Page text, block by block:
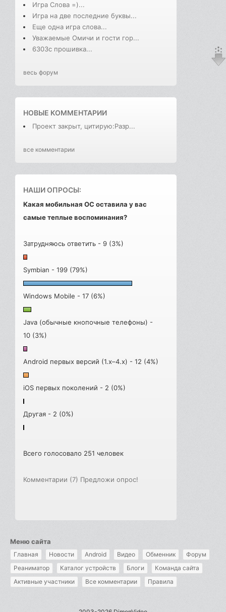
Игра Слова =)...
Игра на две последние буквы...
Еще одна игра слова...
Уважаемые Омичи и гости гор...
6303с прошивка...
весь форум
НОВЫЕ КОММЕНТАРИИ
Проект закрыт, цитирую:Разр...
все комментарии
НАШИ ОПРОСЫ:
Какая мобильная ОС оставила у вас
самые теплые воспоминания?
Затрудняюсь ответить - 9 (3%)
Symbian - 199 (79%)
Windows Mobile - 17 (6%)
Java (обычные кнопочные телефоны) -
10 (3%)
Android первых версий (1.x–4.x) - 12 (4%)
iOS первых поколений - 2 (0%)
Другая - 2 (0%)
Всего голосовало 251 человек
Комментарии (7) Предложи опрос!
Меню сайта
Главная Новости Android Видео Обменник
Форум
Реаниматор
Каталог устройств Блоги
Команда сайта
Активные участники
Все комментарии Правила